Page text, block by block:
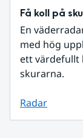
Få koll på
En
med hög
ett värdefullt
skurarna.
Radar